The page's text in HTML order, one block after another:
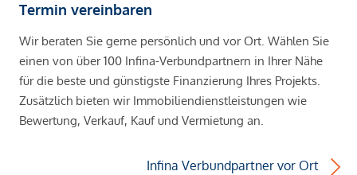
Termin vereinbaren
Wir beraten Sie gerne persönlich und vor Ort. Wählen Sie
einen von über 100 Infina-Verbundpartnern in Ihrer Nähe
für die beste und günstigste Finanzierung Ihres Projekts.
Zusätzlich bieten wir Immobiliendienstleistungen wie
Bewertung, Verkauf, Kauf und Vermietung an.
Infina Verbundpartner vor Ort